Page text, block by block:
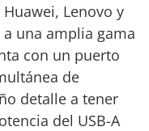
Lenovo y
una amplia gama
con un puerto
de
detalle a tener
del USB-A